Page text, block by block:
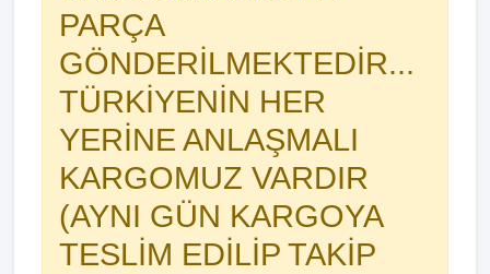
PARÇA
GÖNDERİLMEKTEDİR...
TÜRKİYENİN HER
YERİNE ANLAŞMALI
KARGOMUZ VARDIR
(AYNI GÜN KARGOYA
TESLİM EDİLİP TAKİP